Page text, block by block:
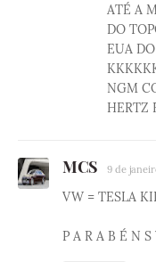
ATÉ A
DO
EUA
NGM
HERTZ
MCS 9 de
VW = TESLA
P A R A B É N S